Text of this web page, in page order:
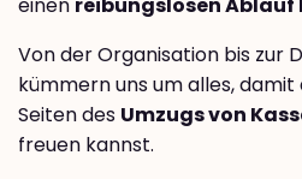
einen reibungslosen Ablauf
Von der Organisation bis zur
kümmern uns um alles,
Seiten des Umzugs von
freuen kannst.